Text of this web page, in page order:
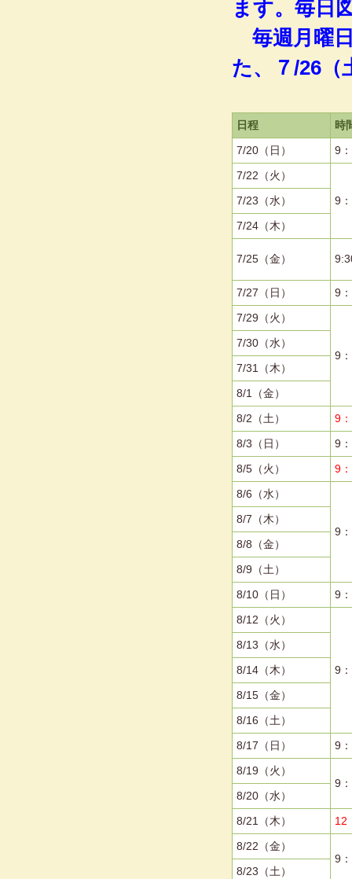
ます。毎日
毎週月曜
た、７/26（
日程
時
7/20（日）
9
7/22（火）
9
7/23（水）
7/24（木）
7/25（金）
7/27（日）
9
7/29（火）
9
7/30（水）
7/31（木）
8/1（金）
8/2（土）
9
8/3（日）
9
8/5（火）
9
8/6（水）
9
8/7（木）
8/8（金）
8/9（土）
8/10（日）
9
8/12（火）
9
8/13（水）
8/14（木）
8/15（金）
8/16（土）
8/17（日）
9
8/19（火）
9
8/20（水）
8/21（木）
12
8/22（金）
9
8/23（土）